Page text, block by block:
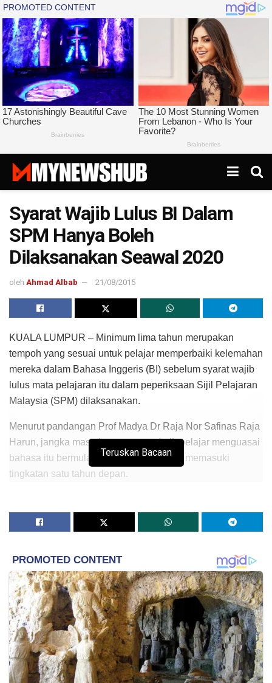
Syarat Wajib Lulus BI Dalam
SPM Hanya Boleh
Dilaksanakan Seawal 2020
oleh Ahmad Albab 21/08/2015
KUALA LUMPUR – Minimum lima tahun merupakan
tempoh yang sesuai untuk pelajar memperbaiki kelemahan
mereka dalam Bahasa Inggeris (BI) sebelum syarat wajib
lulus mata pelajaran itu dalam peperiksaan Sijil Pelajaran
Malaysia (SPM) dilaksanakan.
Menurut pandangan Prof Madya Dr Raja Nor Safinas Raja
Harun, jangka masa itu mampu melatih pelajar menguasai
bahasa itu bermula dengan pelajar yang memasuki
tingkatan satu tahun depan.
pelajar memperbaiki kelemahan berbahasa Inggeris serta
lulus dengan jayanya pada SPM nanti,” kata dekan Fakulti
(UPSI) itu.
Beliau memberitahu Bernama ketika mengulas
pengumuman Kementerian Pendidikan semalam untuk
menangguhkan pelaksanaan syarat wajib lulus subjek BI
dalam SPM yang sepatutnya bermula tahun depan.
Selain itu, peperiksaan Pusat Amali Sains bagi subjek
Fizik (Kod 4531), Kimia (Kod 4541), Biologi (Kod 4551)
Teruskan Bacaan